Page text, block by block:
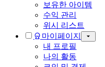
보유한 아이템
수익 관리
위시 리스트
마이페이지
내 프로필
나의 활동